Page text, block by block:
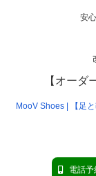
安
【オーダ
MooV Shoes | 【足
電話予